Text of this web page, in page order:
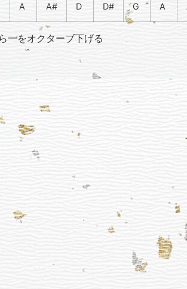
A A# D D# G A
一をオクターブ下げる